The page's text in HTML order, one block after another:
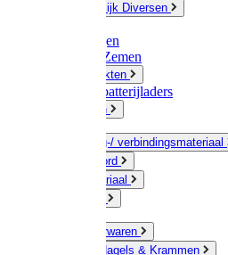
Huishoudelijk Diversen
Zaksluitingen
Sponzen / Zemen
Zeepprodukten
Batterij & batterijladers
Zaklampen
Verpakking-/ verbindingsmateriaal
Touw / Koord
Afdekmateriaal
Kleine ijzerwaren
Spijkers, Nagels & Krammen